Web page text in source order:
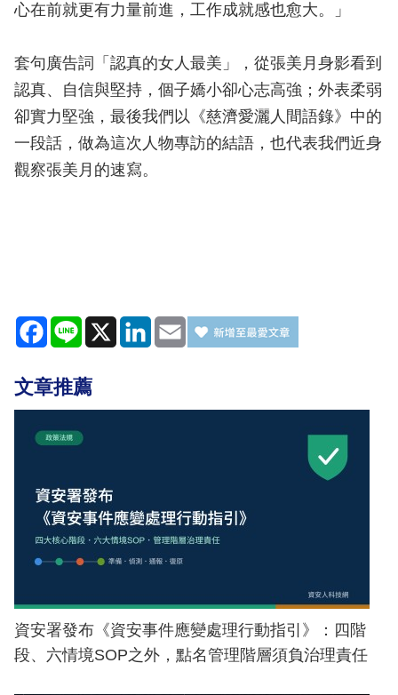
心在前就更有力量前進，工作成就感也愈大。」
套句廣告詞「認真的女人最美」，從張美月身影看到
認真、自信與堅持，個子嬌小卻心志高強；外表柔弱
卻實力堅強，最後我們以《慈濟愛灑人間語錄》中的
一段話，做為這次人物專訪的結語，也代表我們近身
觀察張美月的速寫。
Facebook
Line X LinkedIn
Email
文章推薦
資安署發布《資安事件應變處理行動指引》：四階
段、六情境SOP之外，點名管理階層須負治理責任